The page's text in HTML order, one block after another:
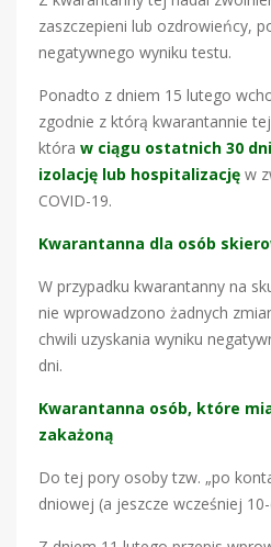
zaszczepieni lub ozdrowieńcy,
negatywnego wyniku testu.
Ponadto z dniem 15 lutego
zgodnie z którą kwarantannie tej
która w ciągu ostatnich 30
izolację lub hospitalizację w
COVID-19.
Kwarantanna dla osób
W przypadku kwarantanny na
nie wprowadzono żadnych
chwili uzyskania wyniku
dni.
Kwarantanna osób, które
zakażoną
Do tej pory osoby tzw. „po
dniowej (a jeszcze wcześniej